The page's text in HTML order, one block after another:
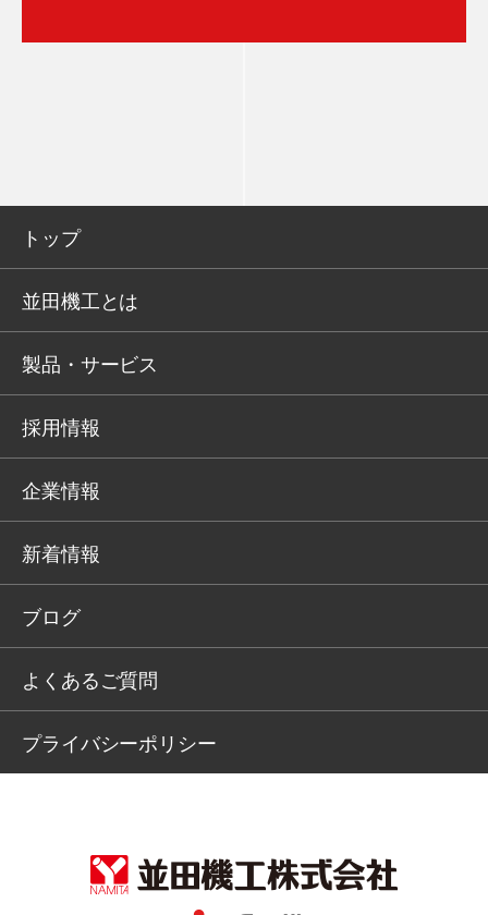
トップ
並田機工とは
製品・サービス
採用情報
企業情報
新着情報
ブログ
よくあるご質問
プライバシーポリシー